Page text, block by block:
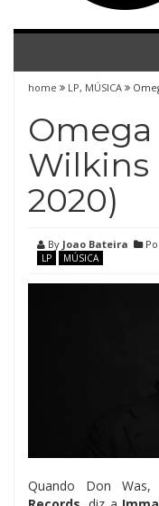
home LP, MÚSICA
Wilkins
2020)
By Joao Bateira
LP MÚSICA
Quando Don